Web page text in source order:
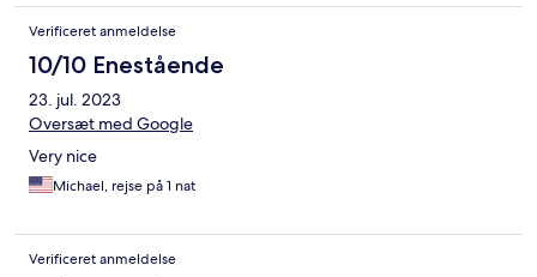
Verificeret anmeldelse
10/10 Enestående
23. jul. 2023
Oversæt med Google
Very nice
Michael, rejse på 1 nat
Verificeret anmeldelse